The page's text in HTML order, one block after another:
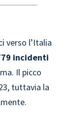
verso l’Italia
incidenti
Il picco
tuttavia la